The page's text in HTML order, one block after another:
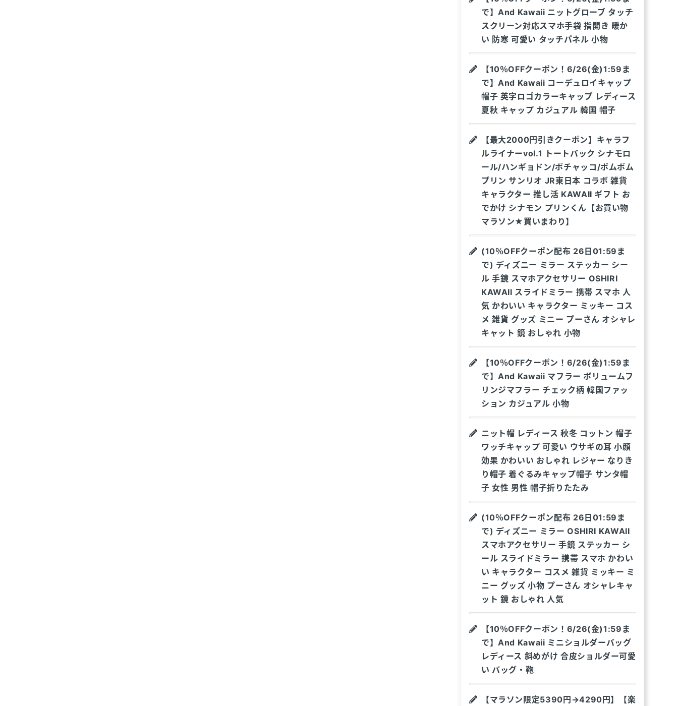
で】And Kawaii ニットグローブ タッチ
スクリーン対応スマホ手袋 指開き 暖か
い 防寒 可愛い タッチパネル 小物
【10％OFFクーポン！6/26(金)1:59ま
で】And Kawaii コーデュロイキャップ
帽子 英字ロゴカラーキャップ レディース
夏秋 キャップ カジュアル 韓国 帽子
【最大2000円引きクーポン】キャラフ
ルライナーvol.1 トートバック シナモロ
ール/ハンギョドン/ポチャッコ/ポムポム
プリン サンリオ JR東日本 コラボ 雑貨
キャラクター 推し活 KAWAII ギフト お
でかけ シナモン プリンくん【お買い物
マラソン★買いまわり】
(10％OFFクーポン配布 26日01:59ま
で) ディズニー ミラー ステッカー シー
ル 手鏡 スマホアクセサリー OSHIRI
KAWAII スライドミラー 携帯 スマホ 人
気 かわいい キャラクター ミッキー コス
メ 雑貨 グッズ ミニー プーさん オシャレ
キャット 鏡 おしゃれ 小物
【10％OFFクーポン！6/26(金)1:59ま
で】And Kawaii マフラー ボリュームフ
リンジマフラー チェック柄 韓国ファッ
ション カジュアル 小物
ニット帽 レディース 秋冬 コットン 帽子
ワッチキャップ 可愛い ウサギの耳 小顔
効果 かわいい おしゃれ レジャー なりき
り帽子 着ぐるみキャップ帽子 サンタ帽
子 女性 男性 帽子折りたたみ
(10％OFFクーポン配布 26日01:59ま
で) ディズニー ミラー OSHIRI KAWAII
スマホアクセサリー 手鏡 ステッカー シ
ール スライドミラー 携帯 スマホ かわい
い キャラクター コスメ 雑貨 ミッキー ミ
ニー グッズ 小物 プーさん オシャレキャ
ット 鏡 おしゃれ 人気
【10％OFFクーポン！6/26(金)1:59ま
で】And Kawaii ミニショルダーバッグ
レディース 斜めがけ 合皮ショルダー可愛
い バッグ・鞄
【マラソン限定5390円→4290円】【楽